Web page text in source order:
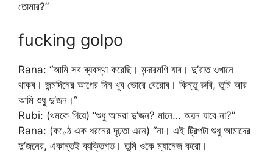
তোমার?”
fucking golpo
Rana: “আমি সব ব্যবস্থা করেছি। মন্দারমণি যাব। দু’রাত ওখানে
থাকব। জন্মদিনের আগের দিন খুব ভোরে বেরোব। কিন্তু রুবি, তুমি আর
আমি শুধু দু’জন।“
Rubi: (থমকে গিয়ে) “শুধু আমরা দু’জন? মানে… অয়ন যাবে না?”
Rana: (কণ্ঠে এক ধরনের দৃঢ়তা এনে) “না। এই ট্রিপটা শুধু আমাদের
দু’জনের, একান্তই ব্যক্তিগত। তুমি ওকে ম্যানেজ করো।